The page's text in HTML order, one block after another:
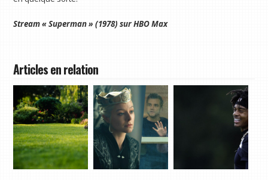
Stream « Superman » (1978) sur HBO Max
Articles en relation